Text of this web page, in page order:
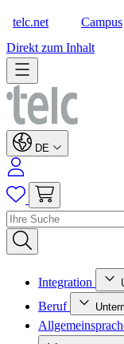
telc.net Campus
Direkt zum Inhalt
DE
Integration
Beruf